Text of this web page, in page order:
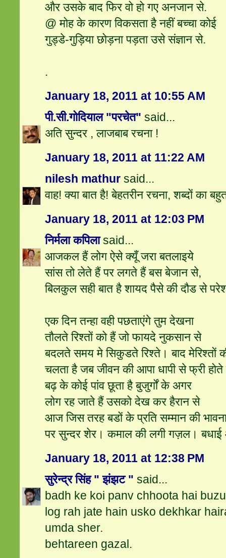
और उसके बाद फिर वो हो गए अनजान से.
@ मोह के कारण विकसता है नहीं बच्चा कोई
गुड्डे-गुड़िया छोड़ना पड़ता उसे संज्ञान से.
.
January 18, 2011 at 10:55 AM
पी.सी.गोदियाल "परचेत" said...
अति सुन्दर , लाजबाब रचना !
January 18, 2011 at 11:22 AM
nilesh mathur said...
वाह! क्या बात है! बेहतरीन रचना, शब्दों का
January 18, 2011 at 12:03 PM
निर्मला कपिलाsaid...
आजकल हैं लोग ऐसे क्यूँ जरा बतलाइये
सांस तो लेते हैं पर लगते हैं बस बेजान से,
बिलकुल सही बात है शायद पैसे की दौड से
एक दिन तन्हा वही पछताएंगे तुम देखना
तौलते रिश्‍तों को हैं जो फायदे नुकसान से
बदलते समय मे सिकुडते रिश्ते। बाद मेरिश्तों
चलता है जब जीवन की आपा धापी से फ्री
बढ़ के कोई पांव छूता है बुजुर्गों के अगर
लोग रह जाते हैं उसको देख कर हैरान से
आज जिस तरह बडों के प्रति सम्मान की भावना
पर सुन्दर शेर। कमाल की लगी गज़ल।
January 18, 2011 at 12:38 PM
सुरेन्द्र सिंह " झंझट " said...
badh ke koi panv chhoota hai
log rah jate hain usko dekhkar
umda sher.
behtareen gazal.